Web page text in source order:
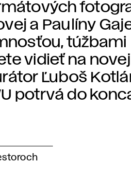
a Paulíny
túžbami
vidieť na
Ľuboš
potrvá do